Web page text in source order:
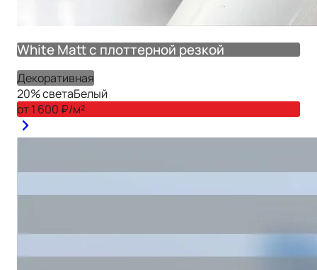
White Matt с плоттерной резкой
Декоративная
20% светаБелый
от1 600 ₽/м²